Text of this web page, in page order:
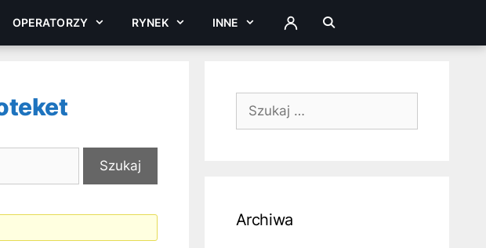
OPERATORZY RYNEK INNE ZALOGUJ
Szukaj:
Archiwa